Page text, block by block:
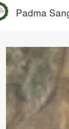
Padma